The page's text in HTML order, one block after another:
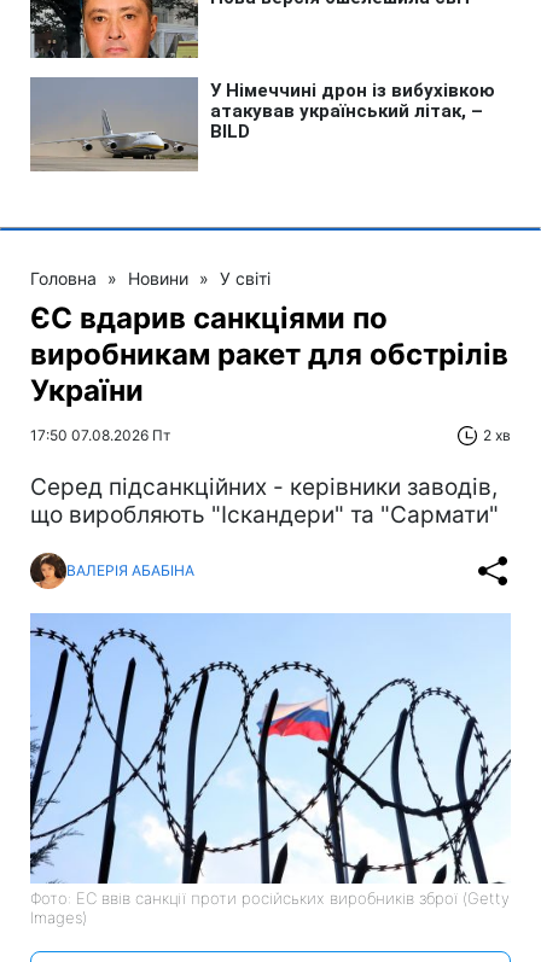
Головна » Новини » У світі
ЄС вдарив санкціями по
виробникам ракет для обстрілів
України
17:50 07.08.2026 Пт 2 хв
Серед підсанкційних - керівники заводів,
що виробляють "Іскандери" та "Сармати"
ВАЛЕРІЯ АБАБІНА
Фото: ЕС ввів санкції проти російських виробників зброї (Getty
Images)